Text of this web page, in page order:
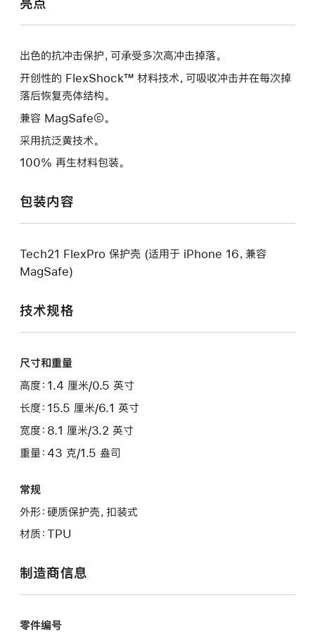
亮点
出色的抗冲击保护，可承受多次高冲击掉落。
开创性的 FlexShock™ 材料技术，可吸收冲击并在每次掉
落后恢复壳体结构。
兼容 MagSafe©。
采用抗泛黄技术。
100% 再生材料包装。
包装内容
Tech21 FlexPro 保护壳 (适用于 iPhone 16，兼容
MagSafe)
技术规格
尺寸和重量
高度：1.4 厘米/0.5 英寸
长度：15.5 厘米/6.1 英寸
宽度：8.1 厘米/3.2 英寸
重量：43 克/1.5 盎司
常规
外形：硬质保护壳，扣装式
材质：TPU
制造商信息
零件编号